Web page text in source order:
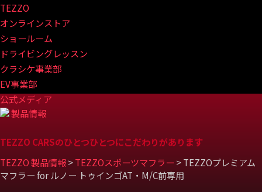
TEZZO
オンラインストア
ショールーム
ドライビングレッスン
クラシケ事業部
EV事業部
公式メディア
製品情報
TEZZO CARSのひとつひとつにこだわりがあります
TEZZO 製品情報>TEZZOスポーツマフラー >TEZZOプレミアム
マフラー for ルノー トゥインゴAT・M/C前専用